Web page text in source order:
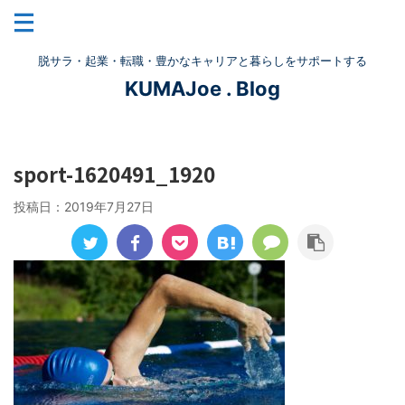
脱サラ・起業・転職・豊かなキャリアと暮らしをサポートする
KUMAJoe . Blog
sport-1620491_1920
投稿日： 2019年7月27日